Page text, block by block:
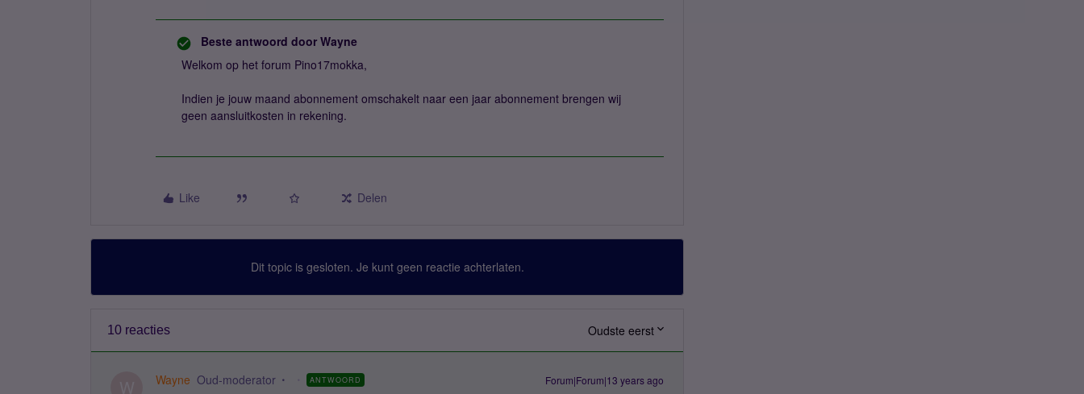
Beste antwoord door Wayne
Welkom op het forum Pino17mokka,
Indien je jouw maand abonnement omschakelt naar een jaar abonnement brengen wij
geen aansluitkosten in rekening.
Like Delen
Dit topic is gesloten. Je kunt geen reactie achterlaten.
10 reacties Oudste eerst
Wayne Oud-moderator ANTWOORD Forum|Forum|13 years ago